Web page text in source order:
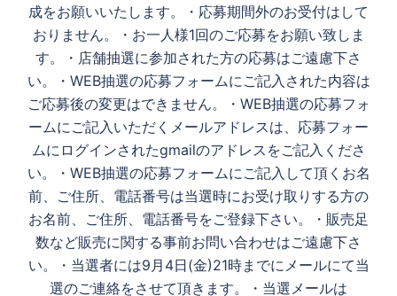
成をお願いいたします。 ・応募期間外のお受付はして
おりません。 ・お一人様1回のご応募をお願い致しま
す。 ・店舗抽選に参加された方の応募はご遠慮下さ
い。 ・WEB抽選の応募フォームにご記入された内容は
ご応募後の変更はできません。 ・WEB抽選の応募フォ
ームにご記入いただくメールアドレスは、応募フォー
ムにログインされたgmailのアドレスをご記入くださ
い。 ・WEB抽選の応募フォームにご記入して頂くお名
前、ご住所、電話番号は当選時にお受け取りする方の
お名前、ご住所、電話番号をご登録下さい。 ・販売足
数など販売に関する事前お問い合わせはご遠慮下さ
い。 ・当選者には9月4日(金)21時までにメールにて当
選のご連絡をさせて頂きます。 ・当選メールは